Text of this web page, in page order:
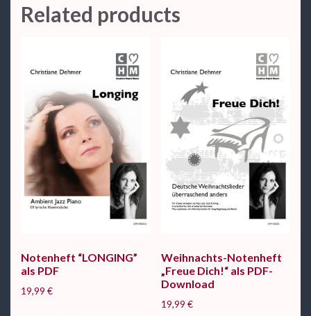
Related products
Notenheft “LONGING”
als PDF
19,99 €
Weihnachts-Notenheft
„Freue Dich!“ als PDF-
Download
19,99 €